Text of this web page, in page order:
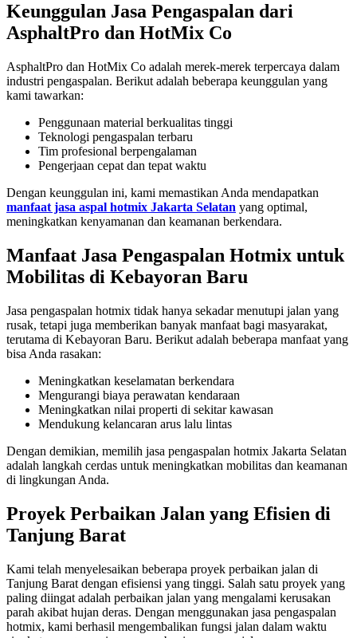
Keunggulan Jasa Pengaspalan dari
AsphaltPro dan HotMix Co
AsphaltPro dan HotMix Co adalah merek-merek terpercaya dalam
industri pengaspalan. Berikut adalah beberapa keunggulan yang
kami tawarkan:
Penggunaan material berkualitas tinggi
Teknologi pengaspalan terbaru
Tim profesional berpengalaman
Pengerjaan cepat dan tepat waktu
Dengan keunggulan ini, kami memastikan Anda mendapatkan
manfaat jasa aspal hotmix Jakarta Selatan yang optimal,
meningkatkan kenyamanan dan keamanan berkendara.
Manfaat Jasa Pengaspalan Hotmix untuk
Mobilitas di Kebayoran Baru
Jasa pengaspalan hotmix tidak hanya sekadar menutupi jalan yang
rusak, tetapi juga memberikan banyak manfaat bagi masyarakat,
terutama di Kebayoran Baru. Berikut adalah beberapa manfaat yang
bisa Anda rasakan:
Meningkatkan keselamatan berkendara
Mengurangi biaya perawatan kendaraan
Meningkatkan nilai properti di sekitar kawasan
Mendukung kelancaran arus lalu lintas
Dengan demikian, memilih jasa pengaspalan hotmix Jakarta Selatan
adalah langkah cerdas untuk meningkatkan mobilitas dan keamanan
di lingkungan Anda.
Proyek Perbaikan Jalan yang Efisien di
Tanjung Barat
Kami telah menyelesaikan beberapa proyek perbaikan jalan di
Tanjung Barat dengan efisiensi yang tinggi. Salah satu proyek yang
paling diingat adalah perbaikan jalan yang mengalami kerusakan
parah akibat hujan deras. Dengan menggunakan jasa pengaspalan
hotmix, kami berhasil mengembalikan fungsi jalan dalam waktu